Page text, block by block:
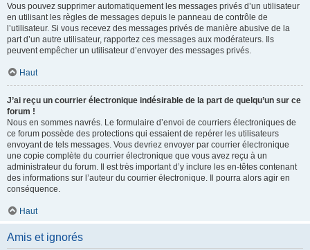
Vous pouvez supprimer automatiquement les messages privés d’un utilisateur
en utilisant les règles de messages depuis le panneau de contrôle de
l’utilisateur. Si vous recevez des messages privés de manière abusive de la
part d’un autre utilisateur, rapportez ces messages aux modérateurs. Ils
peuvent empêcher un utilisateur d’envoyer des messages privés.
Haut
J’ai reçu un courrier électronique indésirable de la part de quelqu’un sur ce
forum !
Nous en sommes navrés. Le formulaire d’envoi de courriers électroniques de
ce forum possède des protections qui essaient de repérer les utilisateurs
envoyant de tels messages. Vous devriez envoyer par courrier électronique
une copie complète du courrier électronique que vous avez reçu à un
administrateur du forum. Il est très important d’y inclure les en-têtes contenant
des informations sur l’auteur du courrier électronique. Il pourra alors agir en
conséquence.
Haut
Amis et ignorés